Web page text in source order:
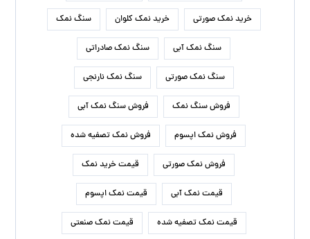
مرکز نمک اپسوم نمک آبی نمک آبی کریستالی
نمک اپسوم نمک اپسوم درمانی
نمک اپسوم یک کیلویی نمک تصفیه شده
نمک دلچسب نمک صنعتی بیوتی سالت
نمک صنعتی شکری نمک صنعتی شیلاتی
نمک صنعتی نوین نمک نمک صورتی
نمک کریستال خوراکی نمک کلوان
پخش نمک اپسوم کارخانه نمک اپسوم